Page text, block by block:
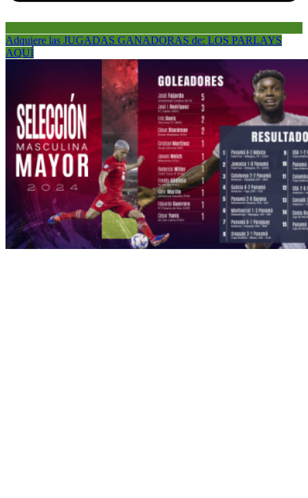
Adquiere las JUGADAS GANADORAS de: LOS PARLAYS
AQUÍ